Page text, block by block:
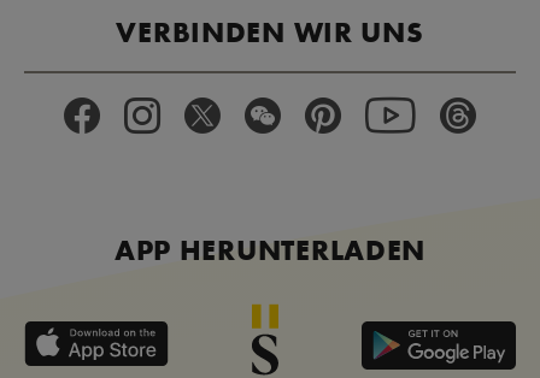
VERBINDEN WIR UNS
APP HERUNTERLADEN